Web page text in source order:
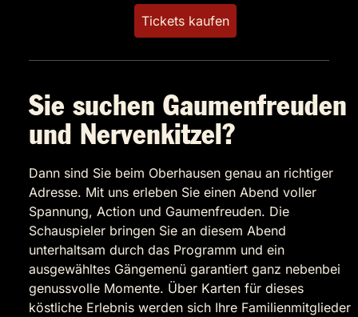
Tickets kaufen
Sie suchen Gaumenfreuden
und Nervenkitzel?
Dann sind Sie beim Oberhausen genau an richtiger
Adresse. Mit uns erleben Sie einen Abend voller
Spannung, Action und Gaumenfreuden. Die
Schauspieler bringen Sie an diesem Abend
unterhaltsam durch das Programm und ein
ausgewähltes Gängemenü garantiert ganz nebenbei
genussvolle Momente. Über Karten für dieses
köstliche Erlebnis werden sich Ihre Familienmitglieder